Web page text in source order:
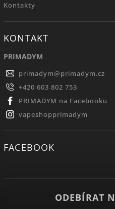
Kontakty
KONTAKT
PRIMADYM
primadym@primadym.cz
+420 603 802 753
PRIMADYM na Facebooku
vapeshopprimadym
FACEBOOK
ODEBÍRAT